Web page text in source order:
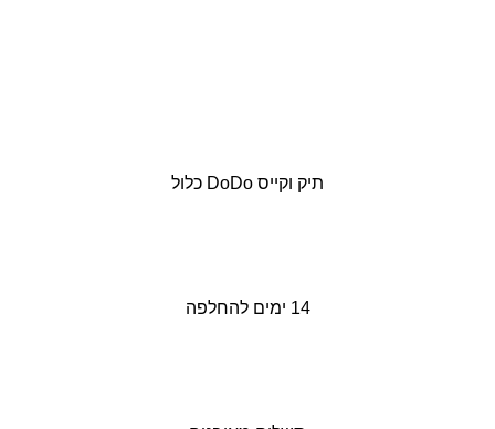
תיק וקייס DoDo כלול
14 ימים להחלפה